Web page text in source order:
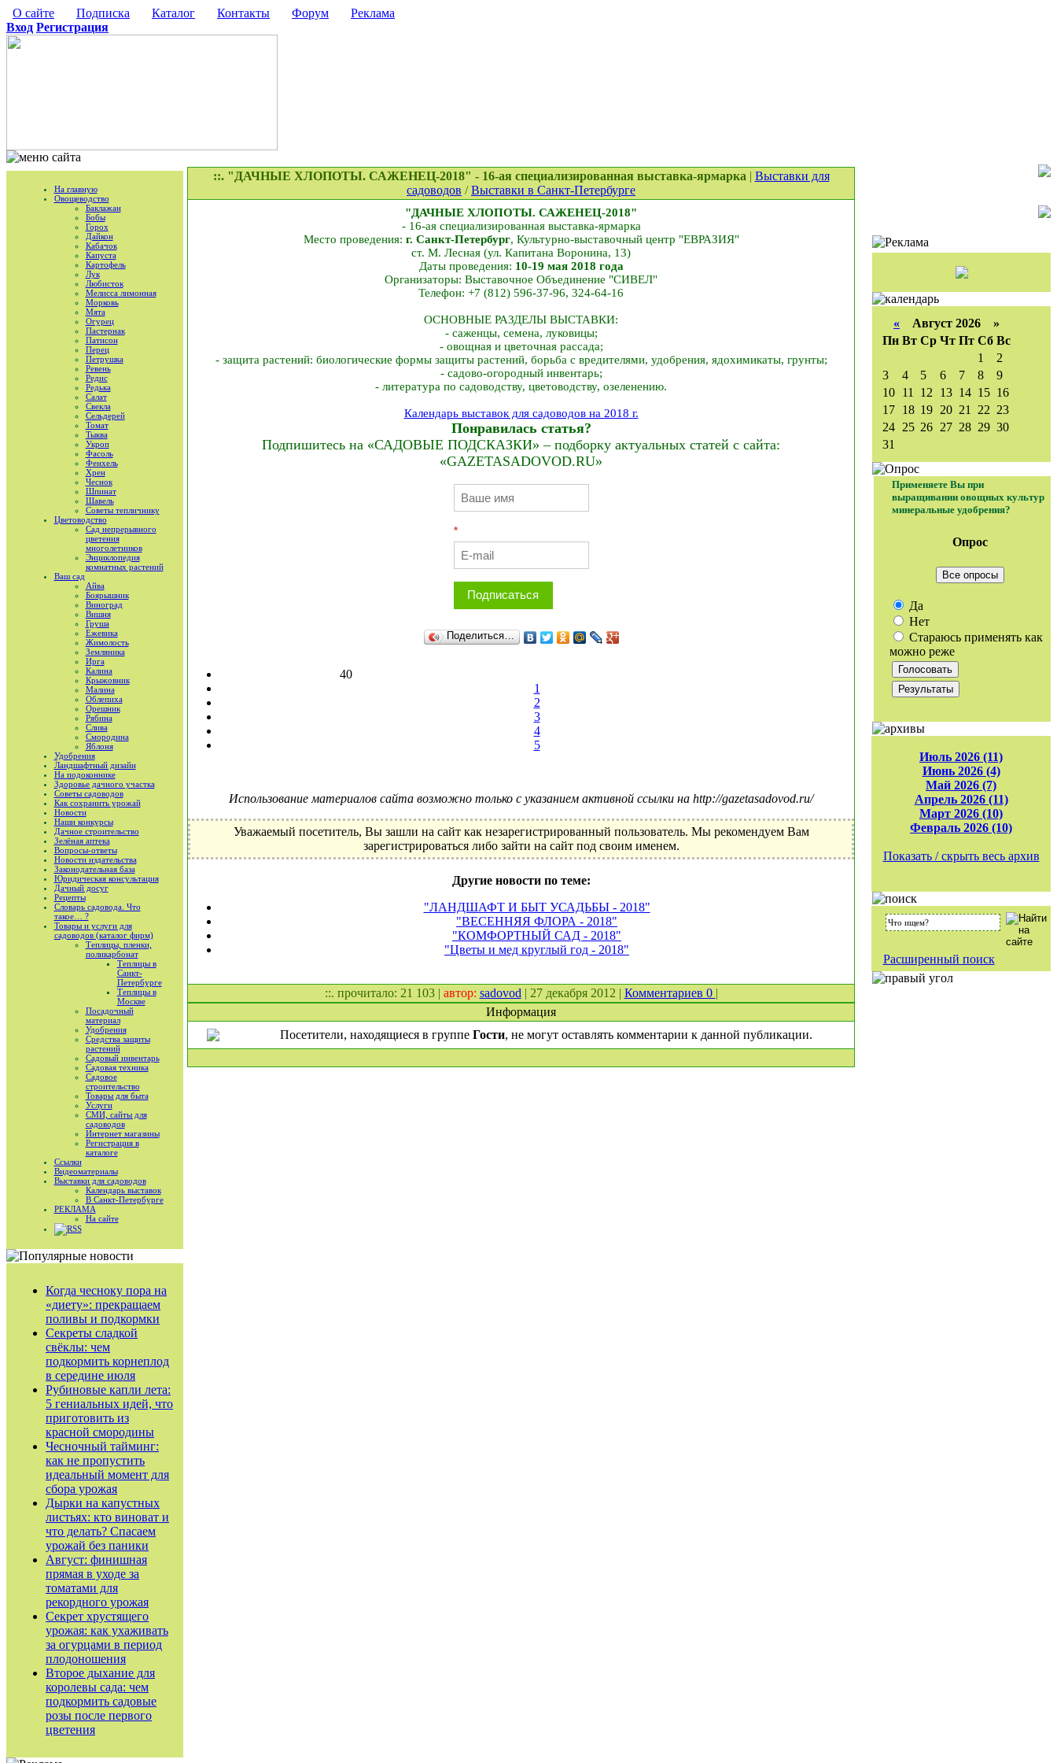
О сайте Подписка Каталог Контакты Форум
Реклама
Вход Регистрация
На главную
Овощеводство
Баклажан
Бобы
Горох
Дайкон
Кабачок
Капуста
Картофель
Лук
Любисток
Мелисса лимонная
Морковь
Мята
Огурец
Пастернак
Патисон
Перец
Петрушка
Ревень
Редис
Редька
Салат
Свекла
Сельдерей
Томат
Тыква
Укроп
Фасоль
Фенхель
Хрен
Чеснок
Шпинат
Шавель
Советы тепличнику
Цветоводство
Сад непрерывного
цветения
многолетников
Энциклопедия
комнатных растений
Ваш сад
Айва
Боярышник
Виноград
Вишня
Груша
Ежевика
Жимолость
Земляника
Ирга
Калина
Крыжовник
Малина
Облепиха
Орешник
Рябина
Слива
Смородина
Яблоня
Удобрения
Ландшафтный дизайн
На подоконнике
Здоровье дачного участка
Советы садоводов
Как сохранить урожай
Новости
Наши конкурсы
Дачное строительство
Зелёная аптека
Вопросы-ответы
Новости издательства
Законодательная база
Юридическая консультация
Дачный досуг
Рецепты
Словарь садовода. Что
такое… ?
Товары и услуги для
садоводов (каталог фирм)
Теплицы, пленки,
поликарбонат
Теплицы в
Санкт-
Петербурге
Теплицы в
Москве
Посадочный
материал
Удобрения
Средства защиты
растений
Садовый инвентарь
Садовая техника
Садовое
строительство
Товары для быта
Услуги
СМИ, сайты для
садоводов
Интернет магазины
Регистрация в
каталоге
Ссылки
Видеоматериалы
Выставки для садоводов
Календарь выставок
В Санкт-Петербурге
РЕКЛАМА
На сайте
RSS
Когда чесноку пора на
«диету»: прекращаем
поливы и подкормки
Секреты сладкой
свёклы: чем
подкормить корнеплод
в середине июля
Рубиновые капли лета:
5 гениальных идей, что
приготовить из
красной смородины
Чесночный тайминг:
как не пропустить
идеальный момент для
сбора урожая
Дырки на капустных
листьях: кто виноват и
что делать? Спасаем
урожай без паники
Август: финишная
прямая в уходе за
томатами для
рекордного урожая
Секрет хрустящего
урожая: как ухаживать
за огурцами в период
плодоношения
Второе дыхание для
королевы сада: чем
подкормить садовые
розы после первого
цветения
::. "ДАЧНЫЕ ХЛОПОТЫ. САЖЕНЕЦ-2018" - 16-ая специализированная выставка-ярмарка | Выставки для
садоводов /Выставки в Санкт-Петербурге
"ДАЧНЫЕ ХЛОПОТЫ. САЖЕНЕЦ-2018"
- 16-ая специализированная выставка-ярмарка
Место проведения: г. Санкт-Петербург, Культурно-выставочный центр "ЕВРАЗИЯ"
ст. М. Лесная (ул. Капитана Воронина, 13)
Даты проведения: 10-19 мая 2018 года
Организаторы: Выставочное Объединение "СИВЕЛ"
Телефон: +7 (812) 596-37-96, 324-64-16
ОСНОВНЫЕ РАЗДЕЛЫ ВЫСТАВКИ:
- саженцы, семена, луковицы;
- овощная и цветочная рассада;
- защита растений: биологические формы защиты растений, борьба с вредителями, удобрения, ядохимикаты, грунты;
- садово-огородный инвентарь;
- литература по садоводству, цветоводству, озеленению.
Календарь выставок для садоводов на 2018 г.
Понравилась статья?
Подпишитесь на «САДОВЫЕ ПОДСКАЗКИ» – подборку актуальных статей с сайта:
«GAZETASADOVOD.RU»
*
Подписаться
Поделиться…
40
1
2
3
4
5
Использование материалов сайта возможно только с указанием активной ссылки на http://gazetasadovod.ru/
Уважаемый посетитель, Вы зашли на сайт как незарегистрированный пользователь. Мы рекомендуем Вам
зарегистрироваться либо зайти на сайт под своим именем.
Другие новости по теме:
"ЛАНДШАФТ И БЫТ УСАДЬБЫ - 2018"
"ВЕСЕННЯЯ ФЛОРА - 2018"
"КОМФОРТНЫЙ САД - 2018"
"Цветы и мед круглый год - 2018"
::. прочитало: 21 103 | автор: sadovod | 27 декабря 2012 | Комментариев 0 |
Информация
Посетители, находящиеся в группе Гости, не могут оставлять комментарии к данной публикации.
« Август 2026 »
Пн Вт Ср Чт Пт Сб Вс
1
2
3
4 5 6 7 8
9
10 11 12 13 14 15 16
17 18 19 20 21 22 23
24 25 26 27 28 29 30
31
Применяете Вы при
выращивании овощных культур
минеральные удобрения?
Опрос
Все опросы
Да
Нет
Стараюсь применять как
можно реже
Июль 2026 (11)
Июнь 2026 (4)
Май 2026 (7)
Апрель 2026 (11)
Март 2026 (10)
Февраль 2026 (10)
Показать / скрыть весь архив
Расширенный поиск